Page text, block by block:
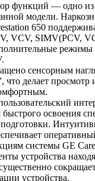
функций — одно из
модели.
650
VCV, SIMV(PCV,
сенсорным
что делает
быстрого освоения
системы GE
устройства
устройства.